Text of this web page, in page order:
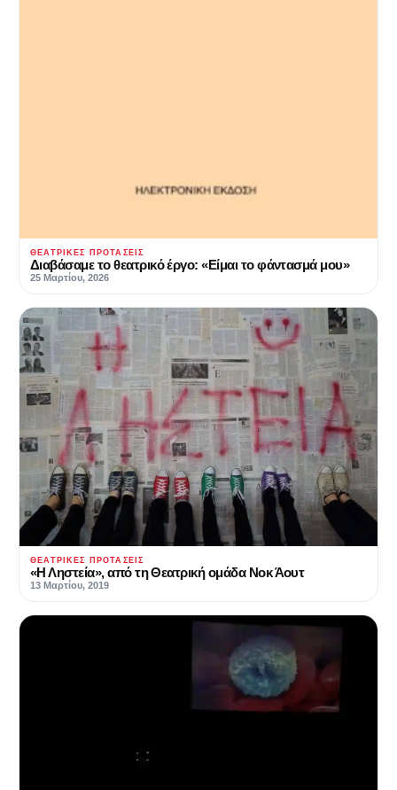
ΘΕΑΤΡΙΚΈΣ ΠΡΟΤΆΣΕΙΣ
Διαβάσαμε το θεατρικό έργο: «Είμαι το φάντασμά μου»
25 Μαρτίου, 2026
ΘΕΑΤΡΙΚΈΣ ΠΡΟΤΆΣΕΙΣ
«Η Ληστεία», από τη Θεατρική ομάδα Νοκ Άουτ
13 Μαρτίου, 2019